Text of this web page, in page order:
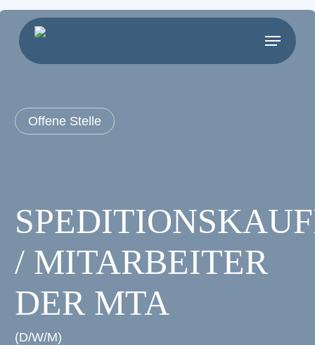
Skip
main
content
Offene Stelle
/ MITARBEITER
DER MTA
(D/W/M)